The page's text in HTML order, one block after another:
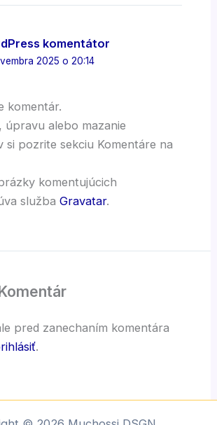
komentátor
2025 o 20:14
komentár.
úpravu alebo mazanie
si pozrite sekciu Komentáre na
komentujúcich
služba Gravatar.
pred zanechaním komentára
.